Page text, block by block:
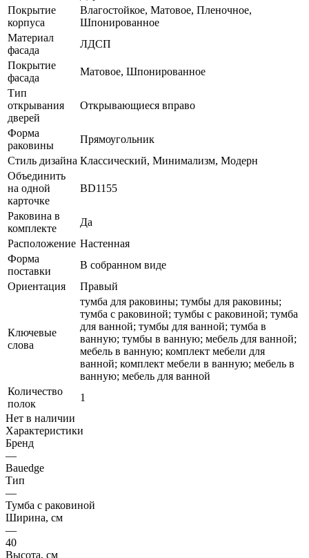
Покрытие
корпуса
Влагостойкое, Матовое, Пленочное,
Шпонированное
Материал
фасада
ЛДСП
Покрытие
фасада
Матовое, Шпонированное
Тип
открывания
дверей
Открывающиеся вправо
Форма
раковины
Прямоугольник
Стиль дизайна Классический, Минимализм, Модерн
Объединить
на одной
карточке
BD1155
Раковина в
комплекте
Да
Расположение Настенная
Форма
поставки
В собранном виде
Ориентация
Правый
Ключевые
слова
тумба для раковины; тумбы для раковины;
тумба с раковиной; тумбы с раковиной; тумба
для ванной; тумбы для ванной; тумба в
ванную; тумбы в ванную; мебель для ванной;
мебель в ванную; комплект мебели для
ванной; комплект мебели в ванную; мебель в
ванную; мебель для ванной
Количество
полок
1
Нет в наличии
Характеристики
Бренд
—
Bauedge
Тип
—
Тумба с раковиной
Ширина, см
—
40
Высота, см